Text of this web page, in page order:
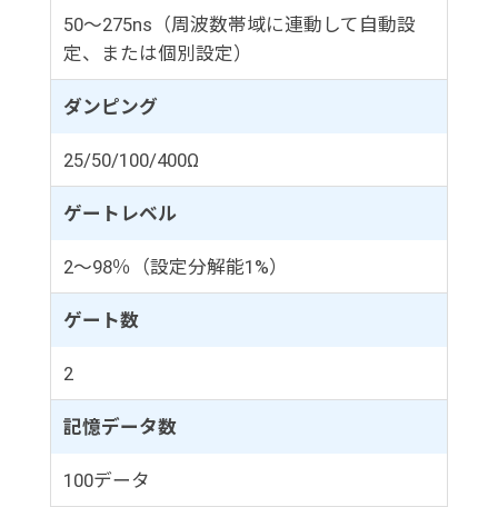
50～275ns（周波数帯域に連動して自動設
定、または個別設定）
ダンピング
25/50/100/400Ω
ゲートレベル
2～98％（設定分解能1%）
ゲート数
2
記憶データ数
100データ